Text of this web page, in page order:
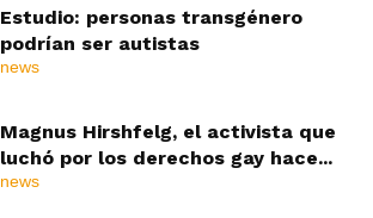
Estudio: personas transgénero
podrían ser autistas
Magnus Hirshfelg, el activista que
luchó por los derechos gay hace...